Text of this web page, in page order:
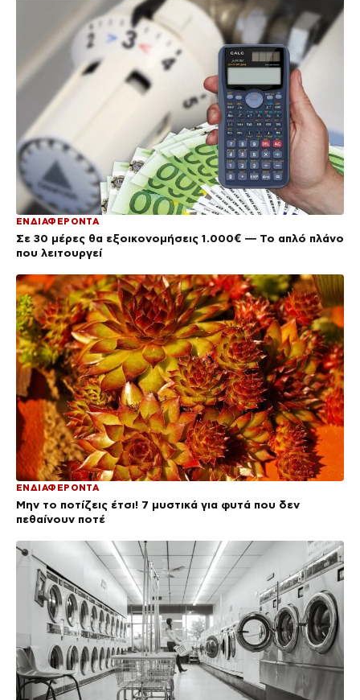
ΕΝΔΙΑΦΕΡΟΝΤΑ
Σε 30 μέρες θα εξοικονομήσεις 1.000€ — Το απλό πλάνο
που λειτουργεί
ΕΝΔΙΑΦΕΡΟΝΤΑ
Μην το ποτίζεις έτσι! 7 μυστικά για φυτά που δεν
πεθαίνουν ποτέ